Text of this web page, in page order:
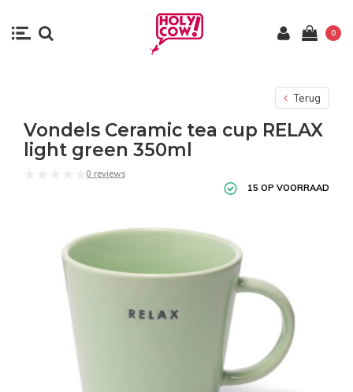
0
Terug
Vondels Ceramic tea cup RELAX
light green 350ml
0 reviews
15 OP VOORRAAD